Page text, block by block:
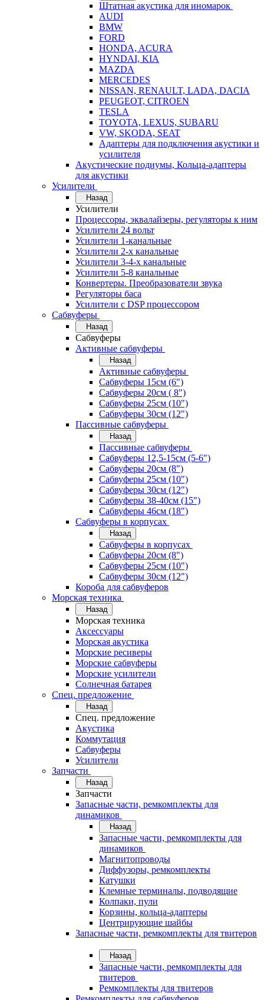
Штатная акустика для иномарок
AUDI
BMW
FORD
HONDA, ACURA
HYNDAI, KIA
MAZDA
MERCEDES
NISSAN, RENAULT, LADA, DACIA
PEUGEOT, CITROEN
TESLA
TOYOTA, LEXUS, SUBARU
VW, SKODA, SEAT
Адаптеры для подключения акустики и
усилителя
Акустические подиумы, Кольца-адаптеры
для акустики
Усилители
Назад
Усилители
Процессоры, эквалайзеры, регуляторы к ним
Усилители 24 вольт
Усилители 1-канальные
Усилители 2-х канальные
Усилители 3-4-х канальные
Усилители 5-8 канальные
Конвертеры. Преобразователи звука
Регуляторы баса
Усилители с DSP процессором
Сабвуферы
Назад
Сабвуферы
Активные сабвуферы
Назад
Активные сабвуферы
Сабвуферы 15см (6")
Сабвуферы 20см ( 8")
Сабвуферы 25см (10")
Сабвуферы 30см (12")
Пассивные сабвуферы
Назад
Пассивные сабвуферы
Сабвуферы 12,5-15см (5-6")
Сабвуферы 20см (8")
Сабвуферы 25см (10")
Сабвуферы 30см (12")
Сабвуферы 38-40см (15")
Сабвуферы 46см (18")
Сабвуферы в корпусах
Назад
Сабвуферы в корпусах
Сабвуферы 20см (8")
Сабвуферы 25см (10")
Сабвуферы 30см (12")
Короба для сабвуферов
Морская техника
Назад
Морская техника
Аксессуары
Морская акустика
Морские ресиверы
Морские сабвуферы
Морские усилители
Солнечная батарея
Спец. предложение
Назад
Спец. предложение
Акустика
Коммутация
Сабвуферы
Усилители
Запчасти
Назад
Запчасти
Запасные части, ремкомплекты для
динамиков
Назад
Запасные части, ремкомплекты для
динамиков
Магнитопроводы
Диффузоры, ремкомплекты
Катушки
Клемные терминалы, подводящие
Колпаки, пули
Корзины, кольца-адаптеры
Центрирующие шайбы
Запасные части, ремкомплекты для твитеров
Назад
Запасные части, ремкомплекты для
твитеров
Ремкомплекты для твитеров